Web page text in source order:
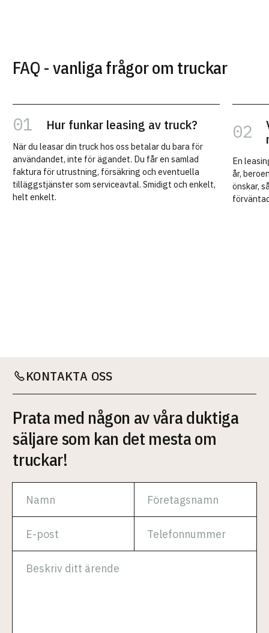
FAQ - vanliga frågor om truckar
Hur funkar leasing av truck?
När du leasar din truck hos oss betalar du bara för
användandet, inte för ägandet. Du får en samlad
faktura för utrustning, försäkring och eventuella
tilläggstjänster som serviceavtal. Smidigt och enkelt,
helt enkelt.
En
år,
önskar,
KONTAKTA OSS
Prata med någon av våra duktiga
säljare som kan det mesta om
truckar!